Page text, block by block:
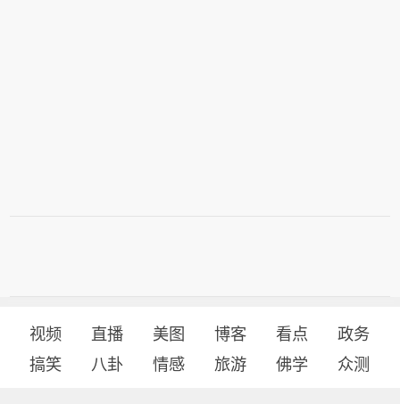
视频 直播 美图 博客 看点
政务
搞笑
八卦 情感 旅游 佛学 众测